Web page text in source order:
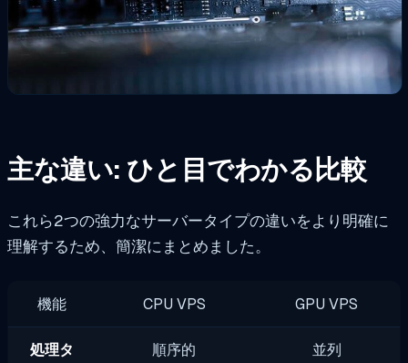
主な違い: ひと目でわかる比較
これら2つの強力なサーバータイプの違いをより明確に
理解するため、簡潔にまとめました。
機能 CPU VPS GPU VPS
処理タ
順序的 並列